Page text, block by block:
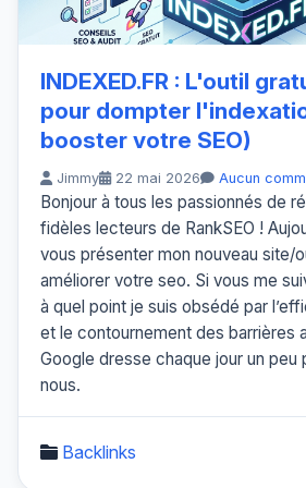
INDEXED.FR : L'outil
pour dompter
booster votre SEO)
Jimmy 22 mai 2026 Aucun
Bonjour à tous les passionnés de
fidèles lecteurs de RankSEO !
vous présenter mon nouveau site/
améliorer votre seo. Si vous me
à quel point je suis obsédé par
et le contournement des barrières
Google dresse chaque jour un peu
nous.
Backlinks